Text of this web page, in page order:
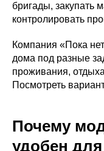
бригады, закупать
контролировать
Компания «Пока
дома под разные
проживания,
Посмотреть
Почему
удобен для